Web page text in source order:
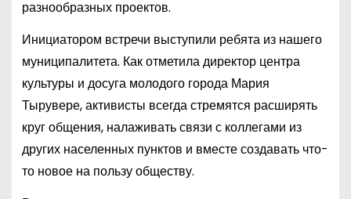
разнообразных проектов.
Инициатором встречи выступили ребята из нашего
муниципалитета. Как отметила директор центра
культуры и досуга молодого города Мария
Тырувере, активисты всегда стремятся расширять
круг общения, налаживать связи с коллегами из
других населенных пунктов и вместе создавать что-
то новое на пользу обществу.